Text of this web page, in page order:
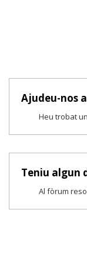
Ajudeu-nos
Heu trobat
Teniu algun
Al fòrum